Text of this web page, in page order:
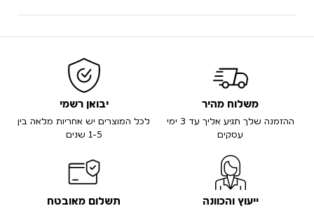
משלוח מהיר
ההזמנה שלך תגיע אליך עד 3 ימי
עסקים
יבואן רשמי
לכל המוצרים יש אחריות מלאה בין
1-5 שנים
ייעוץ והכוונה תשלום מאובטח